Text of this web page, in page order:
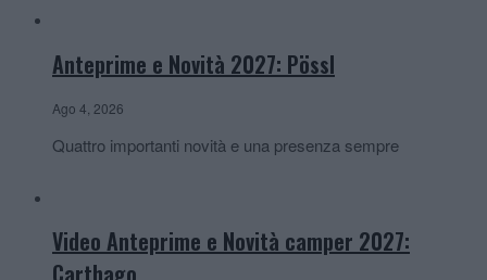
Anteprime e Novità 2027: Pössl
Ago 4, 2026
Quattro importanti novità e una presenza sempre
Video Anteprime e Novità camper 2027: